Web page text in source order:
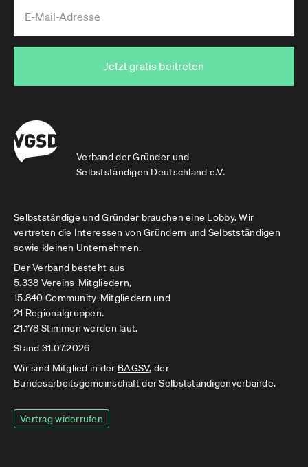
Verband der Gründer und
Selbstständigen Deutschland e.V.
Jetzt gratis beitreten
Selbstständige und Gründer brauchen eine Lobby. Wir
vertreten die Interessen von Gründern und Selbstständigen
sowie kleinen Unternehmen.
Der Verband besteht aus
5.338 Vereins-Mitgliedern,
15.840 Community-Mitgliedern und
21 Regionalgruppen.
21.178 Stimmen werden laut.
Stand 31.07.2026
Wir sind Mitglied in der BAGSV, der
Bundesarbeitsgemeinschaft der Selbstständigenverbände.
Vertrag widerrufen